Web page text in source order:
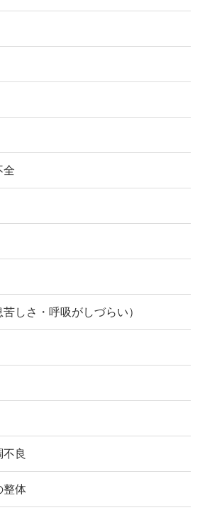
全
しさ・呼吸がしづらい）
良
整体